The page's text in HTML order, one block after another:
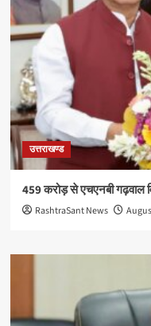
उत्तराखण्ड
459 करोड़ से एचएनबी गढ़वाल
RashtraSant News